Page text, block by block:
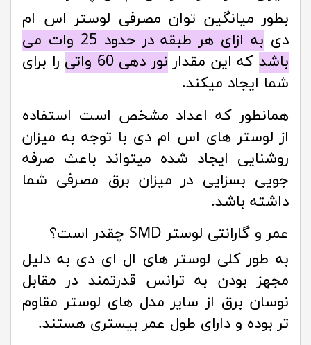
بطور میانگین توان مصرفی لوستر اس ام
دی
به ازای هر طبقه در حدود 25 وات می
باشدکه این مقدار نور دهی 60 واتی
را برای
شما ایجاد میکند.
همانطور که اعداد مشخص است استفاده
از لوستر های اس ام دی با توجه به میزان
روشنایی ایجاد شده میتواند باعث صرفه
جویی بسزایی در میزان برق مصرفی شما
داشته باشد.
عمر و گارانتی لوستر SMD چقدر است؟
به طور کلی لوستر های ال ای دی به دلیل
مجهز بودن به ترانس قدرتمند در مقابل
نوسان برق از سایر مدل های لوستر مقاوم
تر بوده و دارای طول عمر بیستری هستند.